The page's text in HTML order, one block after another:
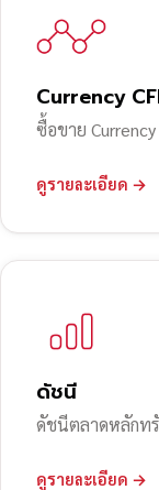
Currency
ซื้อขาย
ดูรายละเอียด →
ดัชนี
ดัชนีตลาดหลักท
ดูรายละเอียด →